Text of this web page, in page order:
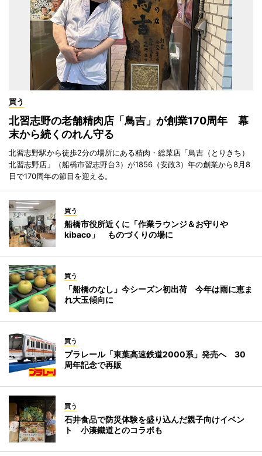
買う
北習志野の老舗精肉店「鳥吉」が創業170周年 幕
末から続くのれん守る
北習志野駅から徒歩2分の場所にある精肉・総菜店「鳥吉（とりきち）
北習志野店」（船橋市習志野台3）が1856（安政3）年の創業から8月8
日で170周年の節目を迎える。
買う
船橋市役所近くに「作業ラウンジ＆お守りや
kibaco」 ものづくりの場に
買う
「船橋のなし」今シーズン初出荷 今年は雨に恵ま
れ大玉傾向に
買う
プラレール「東葉高速鉄道2000系」発売へ 30
周年記念で再販
買う
石井食品で防災体験を盛り込んだ親子向けイベン
ト 小湊鐵道とのコラボも